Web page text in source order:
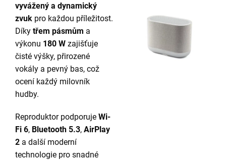
vyvážený a dynamický
zvuk pro každou příležitost.
Díky třem pásmům a
výkonu 180 W zajišťuje
čisté výšky, přirozené
vokály a pevný bas, což
ocení každý milovník
hudby.
Reproduktor podporuje Wi-
Fi 6, Bluetooth 5.3, AirPlay
2 a další moderní
technologie pro snadné